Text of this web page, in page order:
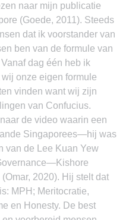
naar mijn publicatie
(Goede, 2011). Steeds
dat ik voorstander van
ben van de formule van
dag één heb ik
onze eigen formule
vinden want wij zijn
van Confucius.
naar de video waarin een
Singaporees―hij was
van de Lee Kuan Yew
2020). Hij stelt dat
MPH; Meritocratie,
en Honesty. De best